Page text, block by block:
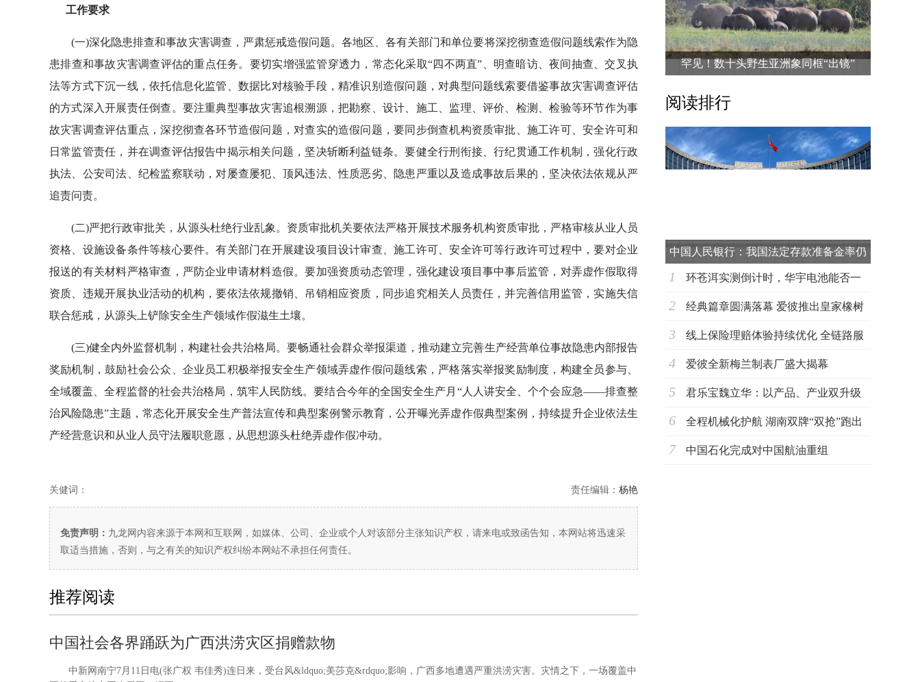
工作要求
(一)深化隐患排查和事故灾害调查，严肃惩戒造假问题。各地区、各有关部门和单位要将深挖彻查造假问题线索作为隐
患排查和事故灾害调查评估的重点任务。要切实增强监管穿透力，常态化采取“四不两直”、明查暗访、夜间抽查、交叉执
法等方式下沉一线，依托信息化监管、数据比对核验手段，精准识别造假问题，对典型问题线索要借鉴事故灾害调查评估
的方式深入开展责任倒查。要注重典型事故灾害追根溯源，把勘察、设计、施工、监理、评价、检测、检验等环节作为事
故灾害调查评估重点，深挖彻查各环节造假问题，对查实的造假问题，要同步倒查机构资质审批、施工许可、安全许可和
日常监管责任，并在调查评估报告中揭示相关问题，坚决斩断利益链条。要健全行刑衔接、行纪贯通工作机制，强化行政
执法、公安司法、纪检监察联动，对屡查屡犯、顶风违法、性质恶劣、隐患严重以及造成事故后果的，坚决依法依规从严
追责问责。
(二)严把行政审批关，从源头杜绝行业乱象。资质审批机关要依法严格开展技术服务机构资质审批，严格审核从业人员
资格、设施设备条件等核心要件。有关部门在开展建设项目设计审查、施工许可、安全许可等行政许可过程中，要对企业
报送的有关材料严格审查，严防企业申请材料造假。要加强资质动态管理，强化建设项目事中事后监管，对弄虚作假取得
资质、违规开展执业活动的机构，要依法依规撤销、吊销相应资质，同步追究相关人员责任，并完善信用监管，实施失信
联合惩戒，从源头上铲除安全生产领域作假滋生土壤。
(三)健全内外监督机制，构建社会共治格局。要畅通社会群众举报渠道，推动建立完善生产经营单位事故隐患内部报告
奖励机制，鼓励社会公众、企业员工积极举报安全生产领域弄虚作假问题线索，严格落实举报奖励制度，构建全员参与、
全域覆盖、全程监督的社会共治格局，筑牢人民防线。要结合今年的全国安全生产月“人人讲安全、个个会应急——排查整
治风险隐患”主题，常态化开展安全生产普法宣传和典型案例警示教育，公开曝光弄虚作假典型案例，持续提升企业依法生
产经营意识和从业人员守法履职意愿，从思想源头杜绝弄虚作假冲动。
关健词： 责任编辑： 杨艳
免责声明： 九龙网内容来源于本网和互联网，如媒体、公司、企业或个人对该部分主张知识产权，请来电或致函告知，本网站将迅速采
取适当措施，否则，与之有关的知识产权纠纷本网站不承担任何责任。
推荐阅读
中国社会各界踊跃为广西洪涝灾区捐赠款物
中新网南宁7月11日电(张广权 韦佳秀)连日来，受台风&ldquo;美莎克&rdquo;影响，广西多地遭遇严重洪涝灾害。灾情之下，一场覆盖中
罕见！数十头野生亚洲象同框“出镜”
阅读排行
中国人民银行：我国法定存款准备金率仍
有下
1 环苍洱实测倒计时，华宇电池能否一
战到底？
2 经典篇章圆满落幕 爱彼推出皇家橡树
超薄万年
3 线上保险理赔体验持续优化 全链路服
务能力成
4 爱彼全新梅兰制表厂盛大揭幕
5 君乐宝魏立华：以产品、产业双升级
驱动奶业
6 全程机械化护航 湖南双牌“双抢”跑出
丰收加
7 中国石化完成对中国航油重组